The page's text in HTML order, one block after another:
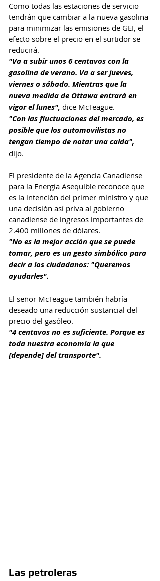
Como todas las estaciones de servicio
tendrán que cambiar a la nueva gasolina
para minimizar las emisiones de GEI, el
efecto sobre el precio en el surtidor se
reducirá.
"Va a subir unos 6 centavos con la
gasolina de verano. Va a ser jueves,
viernes o sábado. Mientras que la
nueva medida de Ottawa entrará en
vigor el lunes", dice McTeague.
"Con las fluctuaciones del mercado, es
posible que los automovilistas no
tengan tiempo de notar una caída",
dijo.
El presidente de la Agencia Canadiense
para la Energía Asequible reconoce que
es la intención del primer ministro y que
una decisión así priva al gobierno
canadiense de ingresos importantes de
2.400 millones de dólares.
"No es la mejor acción que se puede
tomar, pero es un gesto simbólico para
decir a los ciudadanos: "Queremos
ayudarles".
El señor McTeague también habría
deseado una reducción sustancial del
precio del gasóleo.
"4 centavos no es suficiente. Porque es
toda nuestra economía la que
[depende] del transporte".
Las petroleras